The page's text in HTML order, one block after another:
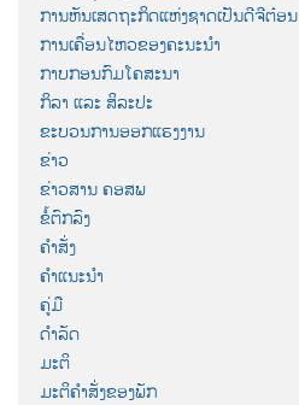
ການຫັນເສດຖະກິດແຫ່ງຊາດເປັນດີຈີຕ໋ອນ
ການເຄື່ອນໄຫວຂອງຄະນະນຳ
ກາບກອນກົມໂຄສະນາ
ກິລາ ແລະ ສິລະປະ
ຂະບວນການອອກແຮງງານ
ຂ່າວ
ຂ່າວສານ ຄອສພ
ຂໍ້ຕົກລົງ
ຄຳສັ່ງ
ຄຳແນະນຳ
ຄູ່ມື
ດຳລັດ
ມະຕິ
ມະຕິຄຳສັ່ງຂອງພັກ